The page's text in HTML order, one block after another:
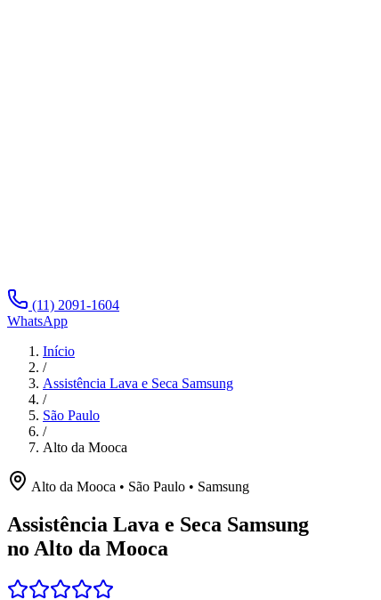
(11) 2091-1604
WhatsApp
Início
/
Assistência Lava e Seca Samsung
/
São Paulo
/
Alto da Mooca
Alto da Mooca • São Paulo • Samsung
Assistência Lava e Seca Samsung
no Alto da Mooca